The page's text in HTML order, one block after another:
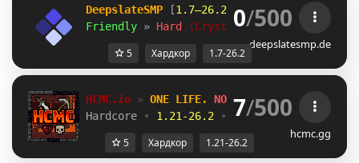
DeepslateSMP [1.7–26.2
Friendly » Hard (Crystal PvP) »
0/500
deepslatesmp.de
5 Хардкор 1.7-26.2
HCMC.io » ONE LIFE. NO SECOND CHANCES.
Hardcore
• 1.21-26.2 • Voice Chat •
7/500
hcmc.gg
5 Хардкор 1.21-26.2